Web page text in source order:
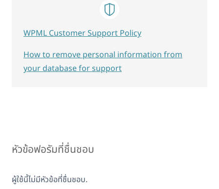
หัวข้อฟอรัมที่ชื่นชอบ
ผู้ใช้นี้ไม่มีหัวข้อที่ชื่นชอบ.
WPML Customer Support Policy
How to remove personal information from
your database for support